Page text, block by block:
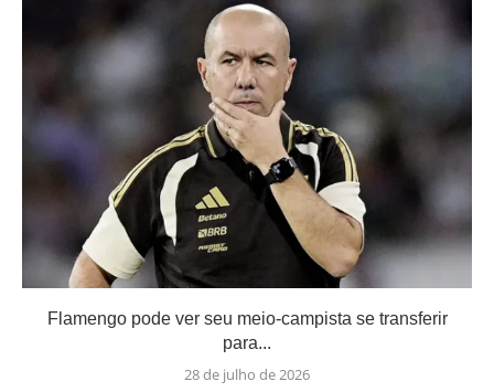
Flamengo pode ver seu meio-campista se transferir
para...
28 de julho de 2026